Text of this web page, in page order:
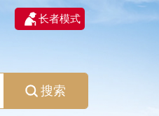
长者模式
搜索